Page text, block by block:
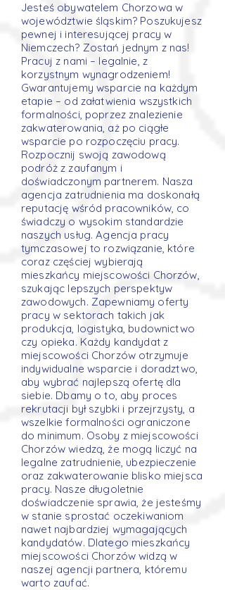
Jesteś obywatelem Chorzowa w
województwie śląskim? Poszukujesz
pewnej i interesującej pracy w
Niemczech? Zostań jednym z nas!
Pracuj z nami – legalnie, z
korzystnym wynagrodzeniem!
Gwarantujemy wsparcie na każdym
etapie – od załatwienia wszystkich
formalności, poprzez znalezienie
zakwaterowania, aż po ciągłe
wsparcie po rozpoczęciu pracy.
Rozpocznij swoją zawodową
podróż z zaufanym i
doświadczonym partnerem. Nasza
agencja zatrudnienia ma doskonałą
reputację wśród pracowników, co
świadczy o wysokim standardzie
naszych usług. Agencja pracy
tymczasowej to rozwiązanie, które
coraz częściej wybierają
mieszkańcy miejscowości Chorzów,
szukając lepszych perspektyw
zawodowych. Zapewniamy oferty
pracy w sektorach takich jak
produkcja, logistyka, budownictwo
czy opieka. Każdy kandydat z
miejscowości Chorzów otrzymuje
indywidualne wsparcie i doradztwo,
aby wybrać najlepszą ofertę dla
siebie. Dbamy o to, aby proces
rekrutacji był szybki i przejrzysty, a
wszelkie formalności ograniczone
do minimum. Osoby z miejscowości
Chorzów wiedzą, że mogą liczyć na
legalne zatrudnienie, ubezpieczenie
oraz zakwaterowanie blisko miejsca
pracy. Nasze długoletnie
doświadczenie sprawia, że jesteśmy
w stanie sprostać oczekiwaniom
nawet najbardziej wymagających
kandydatów. Dlatego mieszkańcy
miejscowości Chorzów widzą w
naszej agencji partnera, któremu
warto zaufać.